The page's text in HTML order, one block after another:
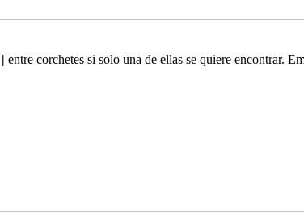
| entre corchetes si solo una de ellas se quiere encontrar.